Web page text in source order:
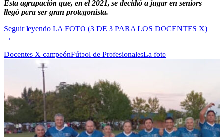
Esta agrupación que, en el 2021, se decidió a jugar en seniors
llegó para ser gran protagonista.
Seguir leyendo LA FOTO (3 DE 3 PARA LOS DOCENTES X)
→
Docentes X campeónFútbol de ProfesionalesLa foto